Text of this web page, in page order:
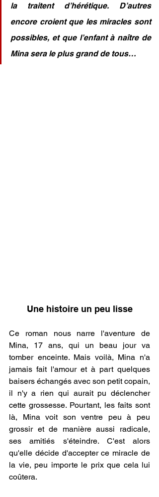
la traitent d’hérétique. D’autres
encore croient que les miracles sont
possibles, et que l’enfant à naître de
Mina sera le plus grand de tous…
Une histoire un peu lisse
Ce roman nous narre l'aventure de
Mina, 17 ans, qui un beau jour va
tomber enceinte. Mais voilà, Mina n'a
jamais fait l'amour et à part quelques
baisers échangés avec son petit copain,
il n'y a rien qui aurait pu déclencher
cette grossesse. Pourtant, les faits sont
là, Mina voit son ventre peu à peu
grossir et de manière aussi radicale,
ses amitiés s'éteindre. C'est alors
qu'elle décide d'accepter ce miracle de
la vie, peu importe le prix que cela lui
coûtera.